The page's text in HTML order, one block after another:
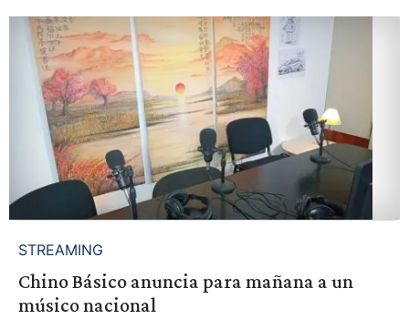
STREAMING
Chino Básico anuncia para mañana a un
músico nacional